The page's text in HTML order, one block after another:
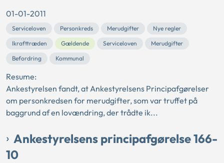
01-01-2011
Serviceloven Personkreds Merudgifter
Nye regler
Ikrafttræden
Gældende Serviceloven
Merudgifter
Befordring
Kommunal
Resume:
Ankestyrelsen fandt, at Ankestyrelsens Principafgørelser
om personkredsen for merudgifter, som var truffet på
baggrund af en lovændring, der trådte ik...
Ankestyrelsens principafgørelse 166-
10